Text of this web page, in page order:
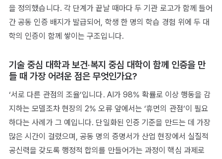
을 정의했습니다. 각 단계가 끝날 때마다 두 기관 로고가 함께 들어
간 공동 인증 배지가 발급되어, 학생 한 명의 학습 경험 위에 두 대
학의 인증이 함께 쌓이는 구조입니다.
기술 중심 대학과 보건·복지 중심 대학이 함께 인증을 만
들 때 가장 어려운 점은 무엇인가요?
‘서로 다른 관점의 조율’입니다. AI가 98% 확률로 이상 행동을 감
지하는 모델조차 현장의 2% 오류 앞에서는 ‘휴먼의 관점’이 필요
하다는 사례가 그 예입니다. 단일화된 인증 기준을 만드는 데 가장
많은 시간이 걸렸으며, 공동 명의 증명서가 산업 현장에서 실질적
공신력을 갖도록 행정적 합의를 만들어가는 과정이 핵심 과제로